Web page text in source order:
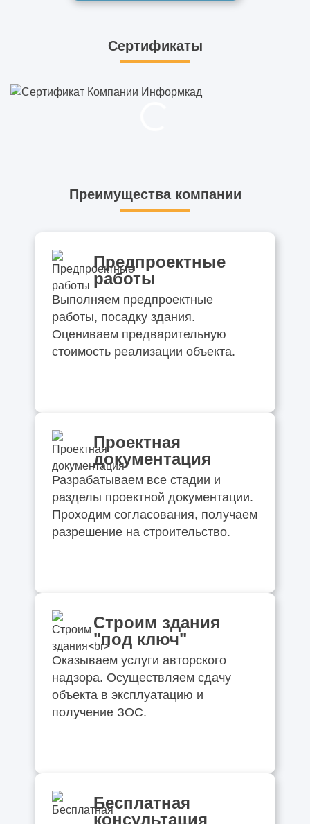
Сертификаты
Преимущества компании
Предпроектные
работы
Выполняем предпроектные
работы, посадку здания.
Оцениваем предварительную
стоимость реализации объекта.
Проектная
документация
Разрабатываем все стадии и
разделы проектной документации.
Проходим согласования, получаем
разрешение на строительство.
Строим здания
"под ключ"
Оказываем услуги авторского
надзора. Осуществляем сдачу
объекта в эксплуатацию и
получение ЗОС.
Бесплатная
консультация